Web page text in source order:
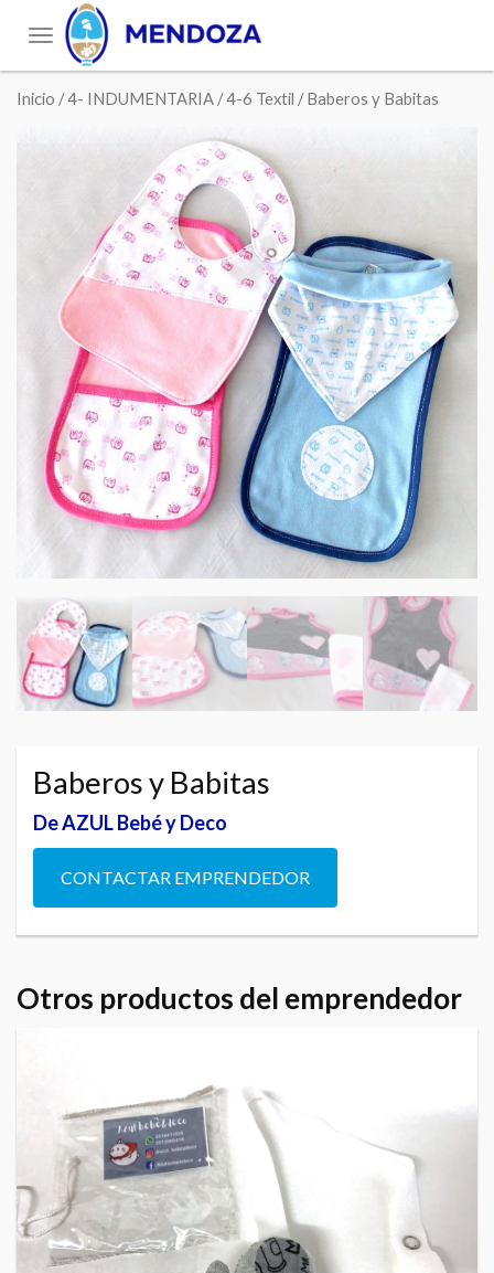
Toggle
navigation
Inicio /4- INDUMENTARIA /4-6 Textil / Baberos y Babitas
Baberos y Babitas
De AZUL Bebé y Deco
CONTACTAR EMPRENDEDOR
Otros productos del emprendedor